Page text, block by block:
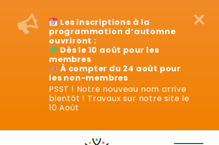
×
Les inscriptions à la
programmation d’automne
ouvriront :
Dès le 10 août pour les
membres
À compter du 24 août pour
les non-membres
PSST ! Notre nouveau nom arrive
bientôt ! Travaux sur notre site le
10 Août